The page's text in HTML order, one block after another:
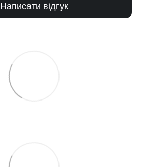
Написати відгук